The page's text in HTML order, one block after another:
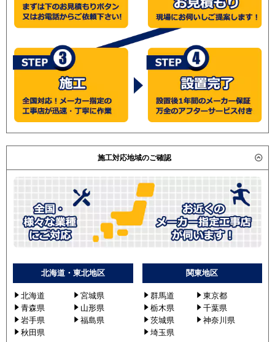
施工対応地域のご確認
北海道・東北地区
北海道
宮城県
青森県
山形県
岩手県
福島県
秋田県
関東地区
群馬道
東京都
栃木県
千葉県
茨城県
神奈川県
埼玉県